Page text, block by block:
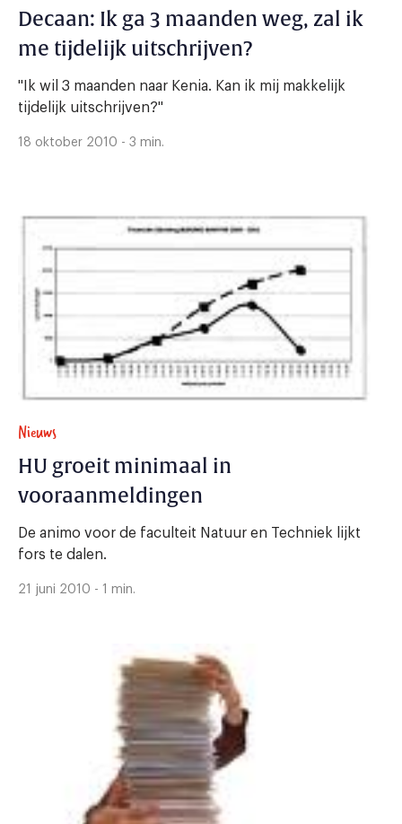
Decaan: Ik ga 3 maanden weg, zal ik
me tijdelijk uitschrijven?
"Ik wil 3 maanden naar Kenia. Kan ik mij makkelijk
tijdelijk uitschrijven?"
18 oktober 2010 - 3 min.
Nieuws
HU groeit minimaal in
vooraanmeldingen
De animo voor de faculteit Natuur en Techniek lijkt
fors te dalen.
21 juni 2010 - 1 min.